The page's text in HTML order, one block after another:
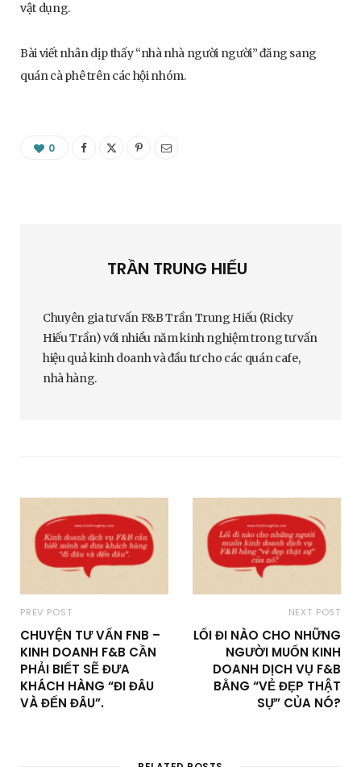
vật dụng.
Bài viết nhân dịp thấy “nhà nhà người người” đăng sang
quán cà phê trên các hội nhóm.
0
TRẦN TRUNG HIẾU
Chuyên gia tư vấn F&B Trần Trung Hiếu (Ricky
Hiếu Trần) với nhiều năm kinh nghiệm trong tư vấn
hiệu quả kinh doanh và đầu tư cho các quán cafe,
nhà hàng.
PREV POST
CHUYỆN TƯ VẤN FNB –
KINH DOANH F&B CẦN
PHẢI BIẾT SẼ ĐƯA
KHÁCH HÀNG “ĐI ĐÂU
VÀ ĐẾN ĐÂU”.
NEXT POST
LỐI ĐI NÀO CHO NHỮNG
NGƯỜI MUỐN KINH
DOANH DỊCH VỤ F&B
BẰNG “VẺ ĐẸP THẬT
SỰ” CỦA NÓ?